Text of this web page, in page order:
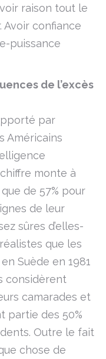
raison tout le
Avoir confiance
puissance
de l’excès
par
Américains
monte à
de 57% pour
de leur
sûres d’elles-
que les
Suède en 1981
considèrent
camarades et
partie des 50%
Outre le fait
chose de